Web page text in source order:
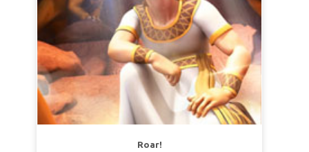
pentru copiii mici. Povestirea biblică pe scurt
e mai puțin dură. De asemenea, previzualizați
Video cu Contextul biblic și Indicatoarele.*.
LECȚIA 1 DUMNEZEU POATE TOTUL
Adevăr biblic: Dumnezeu mă va ajuta când mă
voi confrunta cu probleme uriașe.
Verset | Sari ca mingea „Întăreşte-te şi
îmbărbătează-te! Nu te înspăimânta şi nu te
Roar!